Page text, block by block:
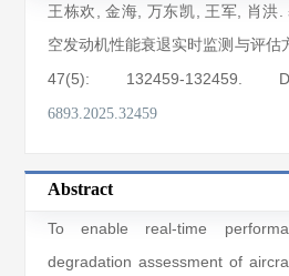
王栋欢 ,金海 万东凯 王军 肖洪
空发动机性能衰退实时监测与评估
47(5): 132459-132459
6893.2025.32459
Abstract
To enable real-time
degradation assessment of